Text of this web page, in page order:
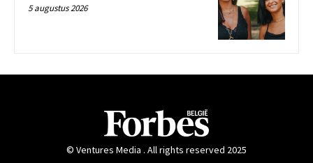
5 augustus 2026
© Ventures Media . All rights reserved 2025